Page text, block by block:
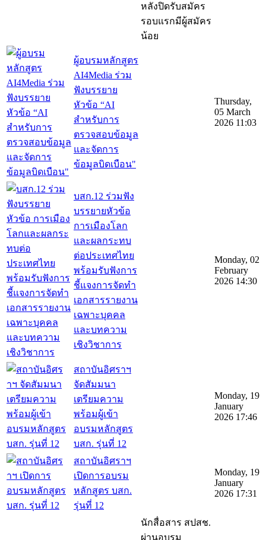
หลังปิดรับสมัคร
รอบแรกมีผู้สมัคร
น้อย
ผู้อบรมหลักสูตร
AI4Media ร่วม
ฟังบรรยาย
หัวข้อ “AI
สำหรับการ
ตรวจสอบข้อมูล
และจัดการ
ข้อมูลบิดเบือน"
Thursday,
05 March
2026 11:03
บสก.12 ร่วมฟัง
บรรยายหัวข้อ
การเมืองโลก
และผลกระทบ
ต่อประเทศไทย
พร้อมรับฟังการ
ชี้แจงการจัดทำ
เอกสารรายงาน
เฉพาะบุคคล
และบทความ
เชิงวิชาการ
Monday, 02
February
2026 14:30
สถาบันอิศราฯ
จัดสัมมนา
เตรียมความ
พร้อมผู้เข้า
อบรมหลักสูตร
บสก. รุ่นที่ 12
Monday, 19
January
2026 17:46
สถาบันอิศราฯ
เปิดการอบรม
หลักสูตร บสก.
รุ่นที่ 12
Monday, 19
January
2026 17:31
นักสื่อสาร สปสช.
ผ่านอบรม